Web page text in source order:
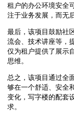
租户的办公环境安全
注于业务发展，而无
最后，该项目鼓励社
流会、技术讲座等，
仅为租户提供了展示
思维。
总之，该项目通过全
够在一个舒适、安全
变化，写字楼的配套
求。